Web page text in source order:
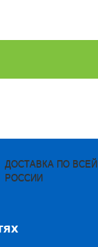
ДОСТАВКА ПО ВСЕЙ
РОССИИ